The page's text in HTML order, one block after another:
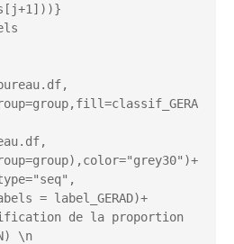
= label_GERAD)+
de la proportion
\n